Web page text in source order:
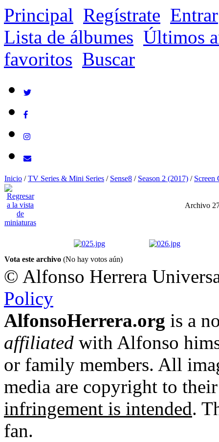
Principal Regístrate Entrar
Lista de álbumes Últimos
favoritos Buscar
Inicio /TV Series & Mini Series / Sense8 / Season 2 (2017) / Screen
Archivo
Vota este archivo (No hay votos aún)
© Alfonso Herrera
Policy
AlfonsoHerrera.org is a
affiliated with Alfonso
or family members. All
media are copyright to
infringement is intended.
fan.